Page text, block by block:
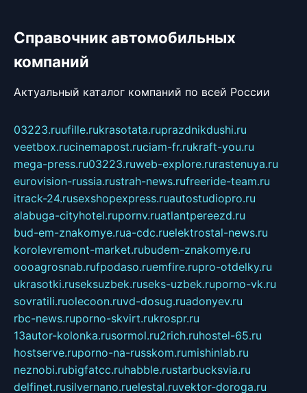
Справочник автомобильных
компаний
Актуальный каталог компаний по всей России
03223.ruufille.rukrasotata.ruprazdnikdushi.ru
veetbox.rucinemapost.ruciam-fr.rukraft-you.ru
mega-press.ru03223.ruweb-explore.rurastenuya.ru
eurovision-russia.rustrah-news.rufreeride-team.ru
itrack-24.rusexshopexpress.ruautostudiopro.ru
alabuga-cityhotel.rupornv.ruatlantpereezd.ru
bud-em-znakomye.rua-cdc.ruelektrostal-news.ru
korolevremont-market.rubudem-znakomye.ru
oooagrosnab.rufpodaso.ruemfire.rupro-otdelky.ru
ukrasotki.ruseksuzbek.ruseks-uzbek.ruporno-vk.ru
sovratili.ruolecoon.ruvd-dosug.ruadonyev.ru
rbc-news.ruporno-skvirt.rukrospr.ru
13autor-kolonka.rusormol.ru2rich.ruhostel-65.ru
hostserve.ruporno-na-russkom.rumishinlab.ru
neznobi.rubigfatcc.ruhabble.rustarbucksvia.ru
delfinet.rusilvernano.ruelestal.ruvektor-doroga.ru